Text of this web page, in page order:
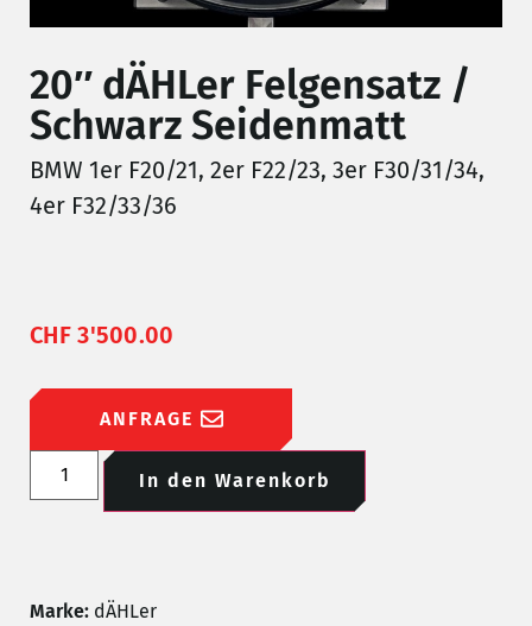
20″ dÄHLer Felgensatz /
Schwarz Seidenmatt
BMW 1er F20/21, 2er F22/23, 3er F30/31/34,
4er F32/33/36
CHF3'500.00
ANFRAGE
In den Warenkorb
Marke: dÄHLer